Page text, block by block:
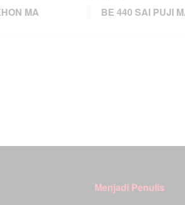
MA BE 440 SAI PUJI
Menjadi Penulis